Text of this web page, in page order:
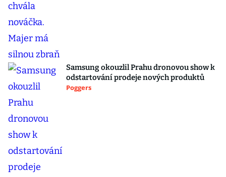
Samsung okouzlil Prahu dronovou show k
odstartování prodeje nových produktů
Poggers